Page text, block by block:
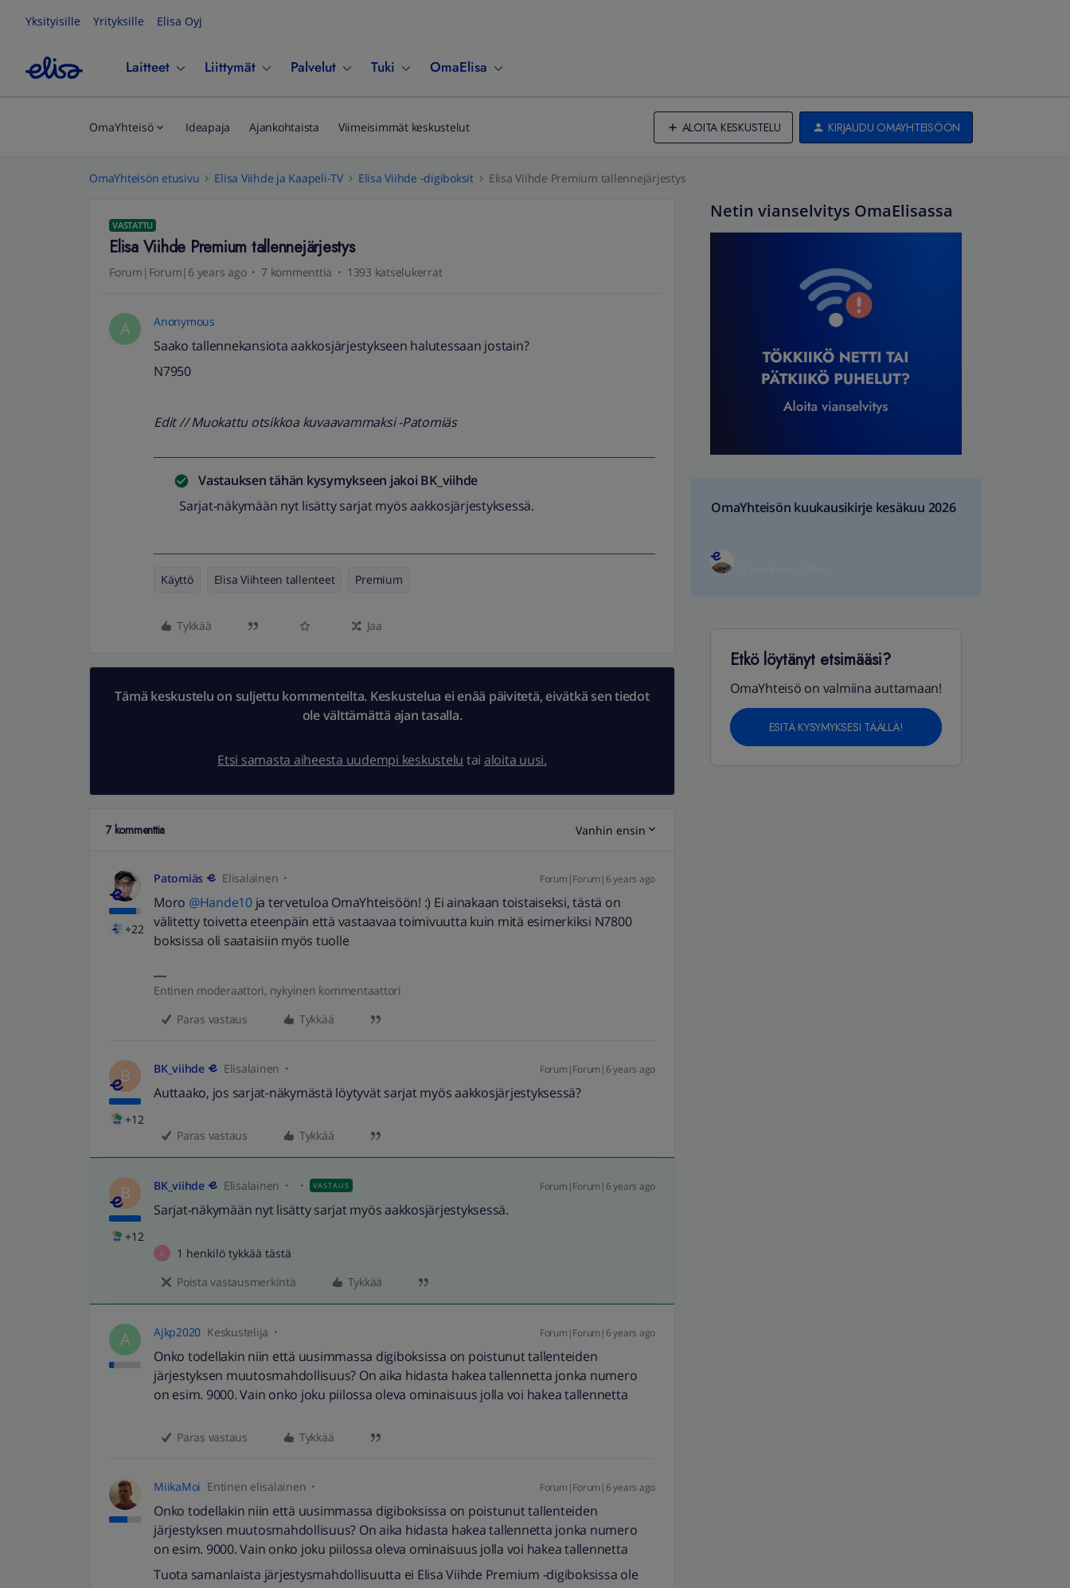
Yksityisille Yrityksille Elisa Oyj
Laitteet Liittymät Palvelut Tuki OmaElisa
OmaYhteisö Ideapaja Ajankohtaista Viimeisimmät keskustelut ALOITA KESKUSTELU KIRJAUDU OMAYHTEISÖÖN
OmaYhteisön etusivu Elisa Viihde ja Kaapeli-TV Elisa Viihde -digiboksit Elisa Viihde Premium tallennejärjestys
VASTATTU
Elisa Viihde Premium tallennejärjestys
Forum|Forum|6 years ago 7 kommenttia 1393 katselukerrat
A Anonymous
Saako tallennekansiota aakkosjärjestykseen halutessaan jostain?
N7950
Edit // Muokattu otsikkoa kuvaavammaksi -Patomiäs
Vastauksen tähän kysymykseen jakoi BK_viihde
Sarjat-näkymään nyt lisätty sarjat myös aakkosjärjestyksessä.
Käyttö Elisa Viihteen tallenteet Premium
Tykkää Jaa
Tämä keskustelu on suljettu kommenteilta. Keskustelua ei enää päivitetä, eivätkä sen tiedot
ole välttämättä ajan tasalla.
Etsi samasta aiheesta uudempi keskustelu tai aloita uusi.
7 kommenttia Vanhin ensin
+22
Patomiäs Elisalainen Forum|Forum|6 years ago
Moro @Hande10ja tervetuloa OmaYhteisöön! :) Ei ainakaan toistaiseksi, tästä on
välitetty toivetta eteenpäin että vastaavaa toimivuutta kuin mitä esimerkiksi N7800
boksissa oli saataisiin myös tuolle
Entinen moderaattori, nykyinen kommentaattori
Paras vastaus
Tykkää
B
+12
BK_viihde Elisalainen Forum|Forum|6 years ago
Auttaako, jos sarjat-näkymästä löytyvät sarjat myös aakkosjärjestyksessä?
Paras vastaus Tykkää
B
+12
BK_viihde Elisalainen VASTAUS Forum|Forum|6 years ago
Sarjat-näkymään nyt lisätty sarjat myös aakkosjärjestyksessä.
K
1 henkilö tykkää tästä
Poista vastausmerkintä
Tykkää
A Ajkp2020 Keskustelija Forum|Forum|6 years ago
Onko todellakin niin että uusimmassa digiboksissa on poistunut tallenteiden
järjestyksen muutosmahdollisuus? On aika hidasta hakea tallennetta jonka numero
on esim. 9000. Vain onko joku piilossa oleva ominaisuus jolla voi hakea tallennetta
Paras vastaus Tykkää
MiikaMoi Entinen elisalainen Forum|Forum|6 years ago
Onko todellakin niin että uusimmassa digiboksissa on poistunut tallenteiden
järjestyksen muutosmahdollisuus? On aika hidasta hakea tallennetta jonka numero
on esim. 9000. Vain onko joku piilossa oleva ominaisuus jolla voi hakea tallennetta
Tuota samanlaista järjestysmahdollisuutta ei Elisa Viihde Premium -digiboksissa ole
Netin vianselvitys OmaElisassa
OmaYhteisön kuukausikirje kesäkuu 2026
Etkö löytänyt etsimääsi?
OmaYhteisö on valmiina auttamaan!
ESITÄ KYSYMYKSESI TÄÄLLÄ!